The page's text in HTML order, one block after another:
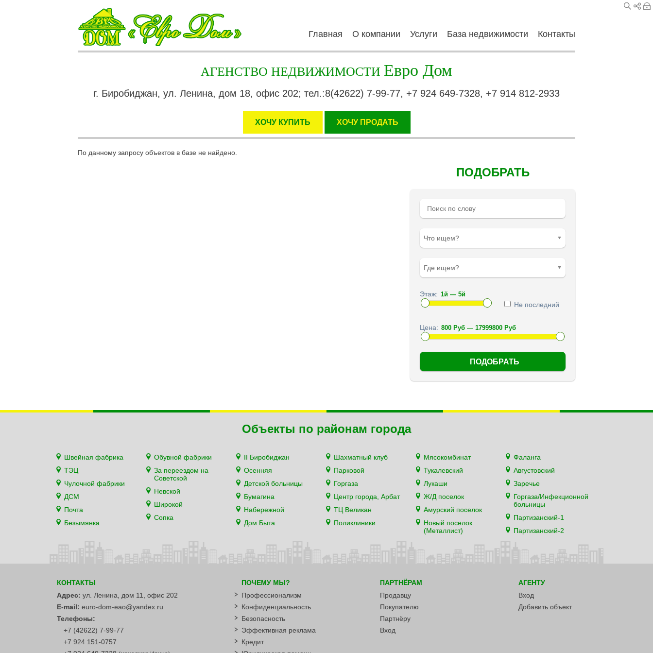
Главная О компании Услуги База недвижимости Контакты
АГЕНСТВО НЕДВИЖИМОСТИ Евро Дом
г. Биробиджан, ул. Ленина, дом 18, офис 202; тел.:8(42622) 7-99-77, +7 924 649-7328, +7 914 812-2933
ХОЧУ КУПИТЬ XОЧУ ПРОДАТЬ
По данному запросу объектов в базе не найдено.
ПОДОБРАТЬ
Что ищем?
Где ищем?
Этаж:
Не последний
Цена:
Объекты по районам города
Швейная фабрика
ТЭЦ
Чулочной фабрики
ДСМ
Почта
Безымянка
Обувной фабрики
За переездом на
Советской
Невской
Широкой
Сопка
II Биробиджан
Осенняя
Детской больницы
Бумагина
Набережной
Дом Быта
Шахматный клуб
Парковой
Горгаза
Центр города, Арбат
ТЦ Великан
Поликлиники
Мясокомбинат
Тукалевский
Лукаши
Ж/Д поселок
Амурский поселок
Новый поселок
(Металлист)
Фаланга
Августовский
Заречье
Горгаза/Инфекционной
больницы
Партизанский-1
Партизанский-2
КОНТАКТЫ
Адрес: ул. Ленина, дом 11, офис 202
E-mail: euro-dom-eao@yandex.ru
Телефоны:
+7 (42622) 7-99-77
+7 924 151-0757
ПОЧЕМУ МЫ?
Профессионализм
Конфиденциальность
Безопасность
Эффективная реклама
Кредит
ПАРТНЁРАМ
Продавцу
Покупателю
Партнёру
Вход
АГЕНТУ
Вход
Добавить объект